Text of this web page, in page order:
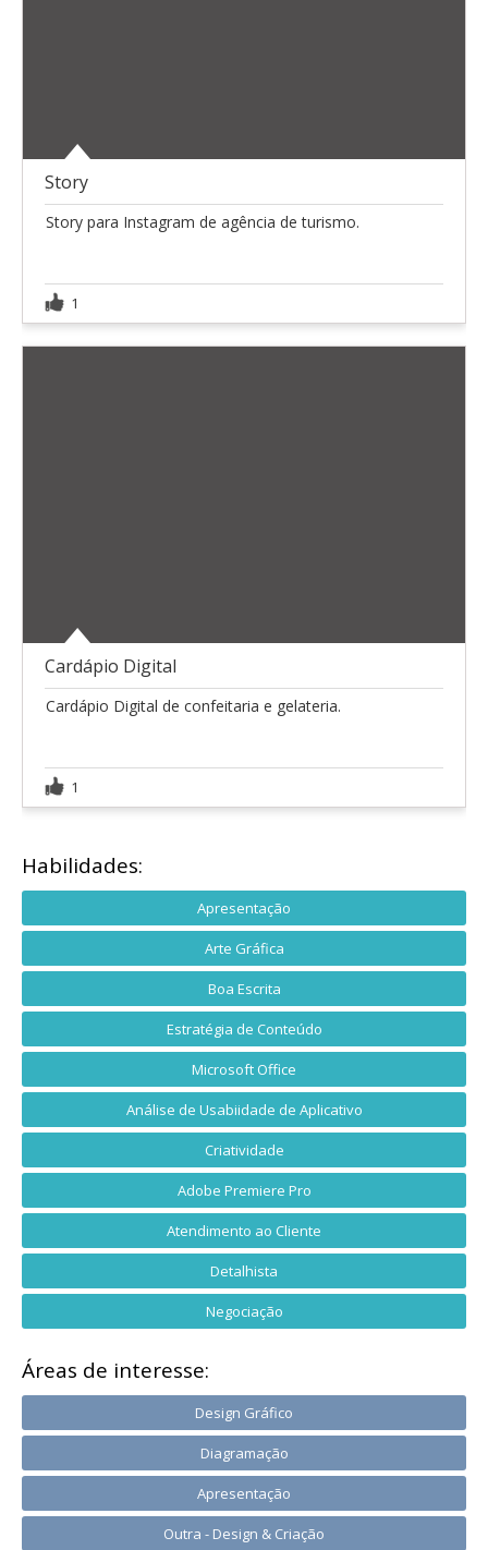
Story
Story para Instagram de agência de turismo.
1
Cardápio Digital
Cardápio Digital de confeitaria e gelateria.
1
Habilidades:
Apresentação
Arte Gráfica
Boa Escrita
Estratégia de Conteúdo
Microsoft Office
Análise de Usabiidade de Aplicativo
Criatividade
Adobe Premiere Pro
Atendimento ao Cliente
Detalhista
Negociação
Áreas de interesse:
Design Gráfico
Diagramação
Apresentação
Outra - Design & Criação